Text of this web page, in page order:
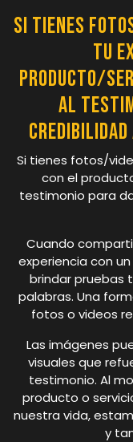
Si tienes
tu
producto/
al
credibilidad
Si tienes fotos/
con el
testimonio para
Cuando
experiencia con
brindar pruebas
palabras. Una
fotos o videos
Las imágenes
visuales que
testimonio. Al
producto o
nuestra vida,
y